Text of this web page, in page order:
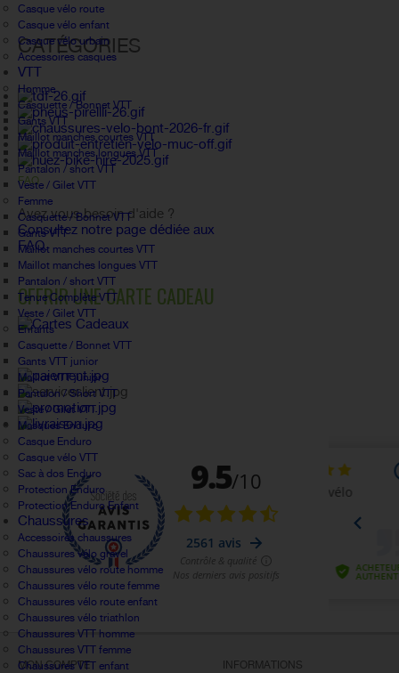
Casque vélo route
Casque vélo enfant
Casque vélo urbain
Accessoires casques
VTT
Homme
Casquette / Bonnet VTT
Gants VTT
Maillot manches courtes VTT
Maillot manches longues VTT
Pantalon / short VTT
Veste / Gilet VTT
Femme
Casquette / Bonnet VTT
Gants VTT
Maillot manches courtes VTT
Maillot manches longues VTT
Pantalon / short VTT
Tenue Complète VTT
Veste / Gilet VTT
Enfants
Casquette / Bonnet VTT
Gants VTT junior
Maillot VTT junior
Pantalon / Short VTT
Veste / Gilet VTT
Masques Enduro
Casque Enduro
Casque vélo VTT
Sac à dos Enduro
Protection Enduro
Protection Enduro Enfant
Chaussures
Accessoires chaussures
Chaussures vélo gravel
Chaussures vélo route homme
Chaussures vélo route femme
Chaussures vélo route enfant
Chaussures vélo triathlon
Chaussures VTT homme
Chaussures VTT femme
Chaussures VTT enfant
CATÉGORIES
FAQ
Avez vous besoin d'aide ?
Consultez notre page dédiée aux
FAQ.
OFFRIR UNE CARTE CADEAU
MON COMPTE INFORMATIONS